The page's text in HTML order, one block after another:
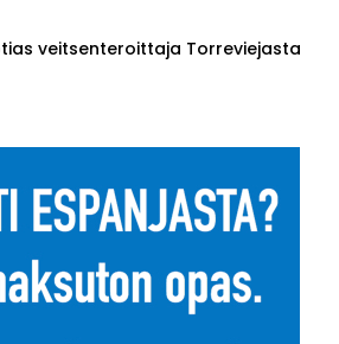
veitsenteroittaja Torreviejasta